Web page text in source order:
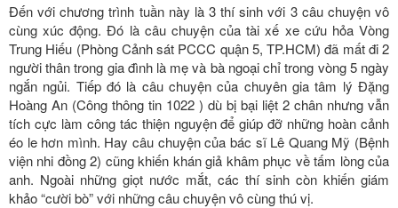
Đến với chương trình tuần này là 3 thí sinh với 3 câu chuyện vô
cùng xúc động. Đó là câu chuyện của tài xế xe cứu hỏa Vòng
Trung Hiếu (Phòng Cảnh sát PCCC quận 5, TP.HCM) đã mất đi 2
người thân trong gia đình là mẹ và bà ngoại chỉ trong vòng 5 ngày
ngắn ngủi. Tiếp đó là câu chuyện của chuyên gia tâm lý Đặng
Hoàng An (Công thông tin 1022 ) dù bị bại liệt 2 chân nhưng vẫn
tích cực làm công tác thiện nguyện để giúp đỡ những hoàn cảnh
éo le hơn mình. Hay câu chuyện của bác sĩ Lê Quang Mỹ (Bệnh
viện nhi đồng 2) cũng khiến khán giả khâm phục về tấm lòng của
anh. Ngoài những giọt nước mắt, các thí sinh còn khiến giám
khảo “cười bò” với những câu chuyện vô cùng thú vị.